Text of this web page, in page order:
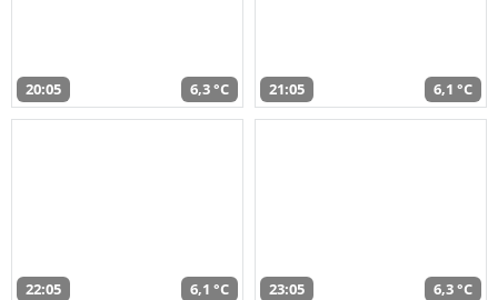
20:05 6,3 °C 21:05 6,1 °C
22:05 6,1 °C 23:05 6,3 °C